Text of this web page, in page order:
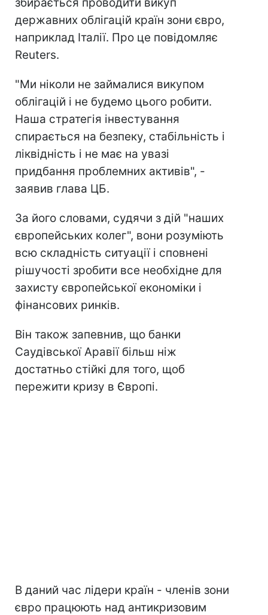
державних облігацій країн зони євро,
наприклад Італії. Про це повідомляє
Reuters.
"Ми ніколи не займалися викупом
облігацій і не будемо цього робити.
Наша стратегія інвестування
спирається на безпеку, стабільність і
ліквідність і не має на увазі
придбання проблемних активів", -
заявив глава ЦБ.
За його словами, судячи з дій "наших
європейських колег", вони розуміють
всю складність ситуації і сповнені
рішучості зробити все необхідне для
захисту європейської економіки і
фінансових ринків.
Він також запевнив, що банки
Саудівської Аравії більш ніж
достатньо стійкі для того, щоб
пережити кризу в Європі.
В даний час лідери країн - членів зони
євро працюють над антикризовим